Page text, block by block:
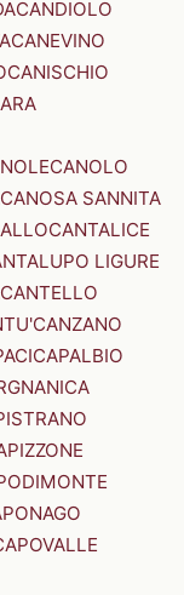
CANDIOLO
CANEVINO
CANISCHIO
CANOLO
CANOSA SANNITA
CANTALICE
LIGURE
CANTELLO
CANZANO
CAPALBIO